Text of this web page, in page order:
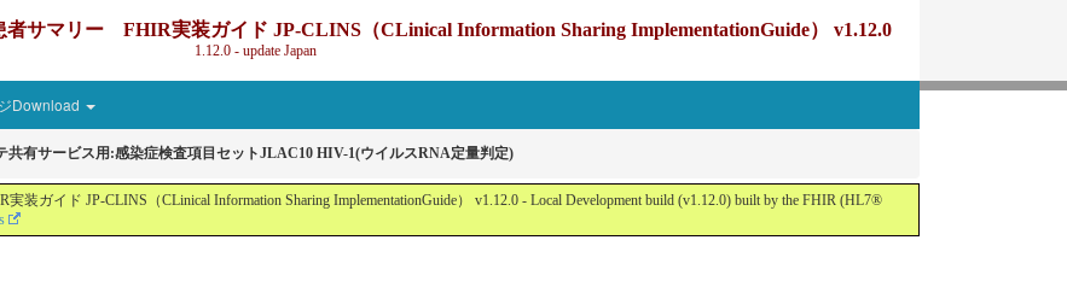
サマリー FHIR実装ガイド JP-CLINS（CLinical Information Sharing ImplementationGuide） v1.12.0
1.12.0 - update Japan
Download
共有サービス用:感染症検査項目セットJLAC10 HIV-1(ウイルスRNA定量判定)
ガイド JP-CLINS（CLinical Information Sharing ImplementationGuide） v1.12.0 - Local Development build (v1.12.0) built by the FHIR (HL7®